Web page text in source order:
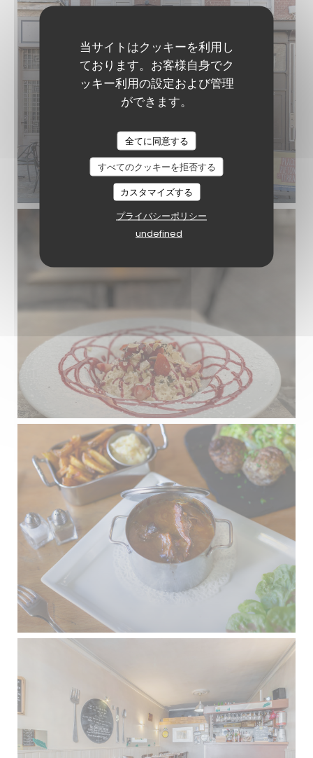
当サイトはクッキーを利用し
ております。お客様自身でク
ッキー利用の設定および管理
ができます。
全てに同意する
すべてのクッキーを拒否する
カスタマイズする
プライバシーポリシー
undefined
A Taaable